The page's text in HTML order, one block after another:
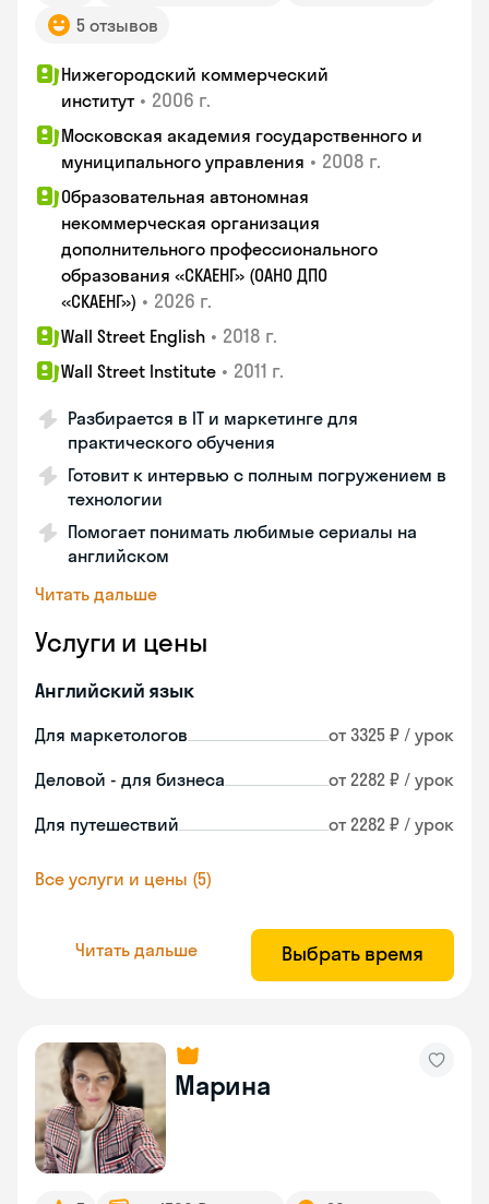
5 отзывов
Нижегородский коммерческий
институт • 2006 г.
Московская академия государственного и
муниципального управления • 2008 г.
Образовательная автономная
некоммерческая организация
дополнительного профессионального
образования «СКАЕНГ» (ОАНО ДПО
«СКАЕНГ») • 2026 г.
Wall Street English • 2018 г.
Wall Street Institute • 2011 г.
Разбирается в IT и маркетинге для
практического обучения
Готовит к интервью с полным погружением в
технологии
Помогает понимать любимые сериалы на
английском
Читать дальше
Услуги и цены
Английский язык
Для маркетологов от 3325 ₽ / урок
Деловой - для бизнеса от 2282 ₽ / урок
Для путешествий от 2282 ₽ / урок
Все услуги и цены (5)
Читать дальше Выбрать время
Марина